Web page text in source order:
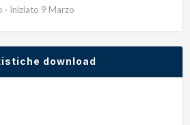
· Iniziato 9 Marzo
download